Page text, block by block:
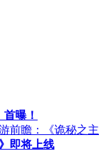
曝！
前瞻：《诡秘之
即将上线